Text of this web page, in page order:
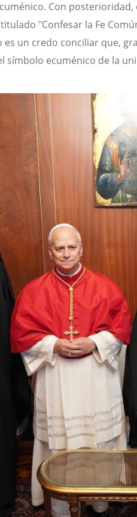
Con
"Confesar la Fe
es un credo conciliar que,
símbolo ecuménico de la